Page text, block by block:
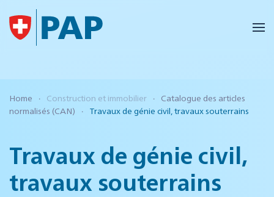
Accéder au contenu principal
Home Construction et immobilier
Catalogue des articles
normalisés (CAN)
Travaux de génie civil, travaux souterrains
Travaux de génie civil,
travaux souterrains